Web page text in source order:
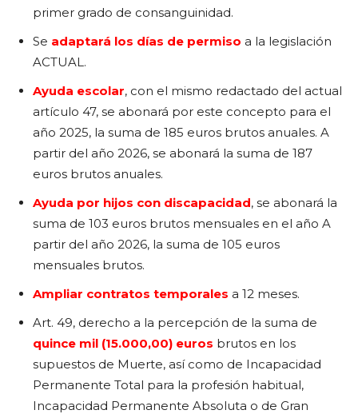
primer grado de consanguinidad.
Se adaptará los días de permiso a la legislación
ACTUAL.
Ayuda escolar, con el mismo redactado del actual
artículo 47, se abonará por este concepto para el
año 2025, la suma de 185 euros brutos anuales. A
partir del año 2026, se abonará la suma de 187
euros brutos anuales.
Ayuda por hijos con discapacidad, se abonará la
suma de 103 euros brutos mensuales en el año A
partir del año 2026, la suma de 105 euros
mensuales brutos.
Ampliar contratos temporales a 12 meses.
Art. 49, derecho a la percepción de la suma de
quince mil (15.000,00) euros brutos en los
supuestos de Muerte, así como de Incapacidad
Permanente Total para la profesión habitual,
Incapacidad Permanente Absoluta o de Gran